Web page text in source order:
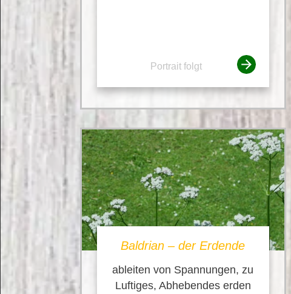
Portrait folgt
Baldrian – der Erdende
ableiten von Spannungen, zu
Luftiges, Abhebendes erden